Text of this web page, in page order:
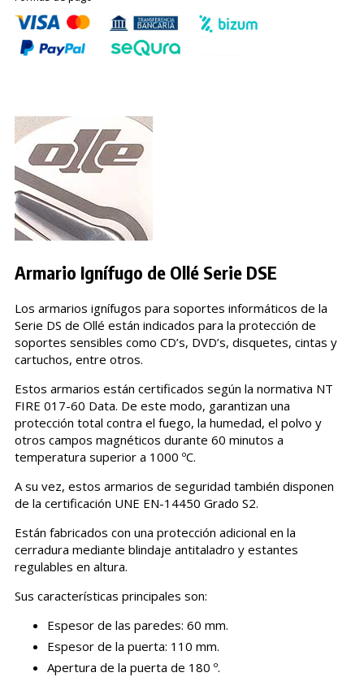
Armario Ignífugo de Ollé Serie DSE
Los armarios ignífugos para soportes informáticos de la
Serie DS de Ollé están indicados para la protección de
soportes sensibles como CD’s, DVD’s, disquetes, cintas y
cartuchos, entre otros.
Estos armarios están certificados según la normativa NT
FIRE 017-60 Data. De este modo, garantizan una
protección total contra el fuego, la humedad, el polvo y
otros campos magnéticos durante 60 minutos a
temperatura superior a 1000 ºC.
A su vez, estos armarios de seguridad también disponen
de la certificación UNE EN-14450 Grado S2.
Están fabricados con una protección adicional en la
cerradura mediante blindaje antitaladro y estantes
regulables en altura.
Sus características principales son:
Espesor de las paredes: 60 mm.
Espesor de la puerta: 110 mm.
Apertura de la puerta de 180 º.